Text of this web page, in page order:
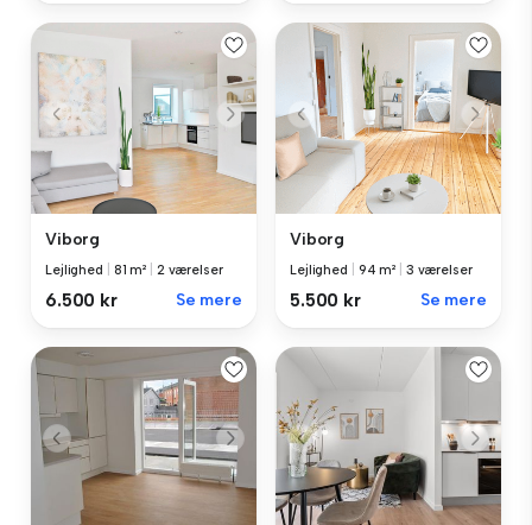
Viborg
Lejlighed 81 m² 2 værelser
6.500 kr Se mere
Viborg
Lejlighed 94 m² 3 værelser
5.500 kr Se mere